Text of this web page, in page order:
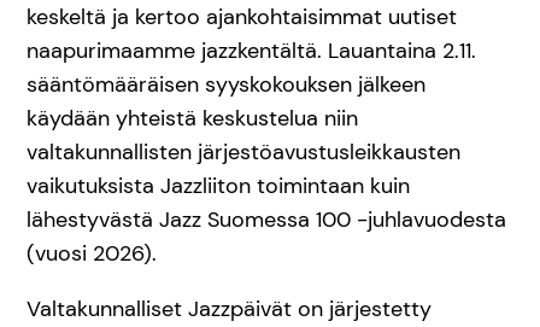
keskeltä ja kertoo ajankohtaisimmat uutiset
naapurimaamme jazzkentältä. Lauantaina 2.11.
sääntömääräisen syyskokouksen jälkeen
käydään yhteistä keskustelua niin
valtakunnallisten järjestöavustusleikkausten
vaikutuksista Jazzliiton toimintaan kuin
lähestyvästä Jazz Suomessa 100 -juhlavuodesta
(vuosi 2026).
Valtakunnalliset Jazzpäivät on järjestetty